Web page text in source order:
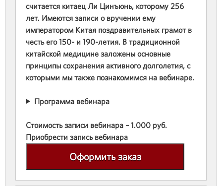
считается китаец Ли Цинъюнь, которому 256
лет. Имеются записи о вручении ему
императором Китая поздравительных грамот в
честь его 150- и 190-летия. В традиционной
китайской медицине заложены основные
принципы сохранения активного долголетия, с
которыми мы также познакомимся на вебинаре.
Программа вебинара
Стоимость записи вебинара – 1.000 руб.
Приобрести запись вебинара
Оформить заказ